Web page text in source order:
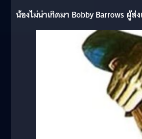
น้องไม่น่าเกิดมา Bobby Barrows ผู้ส่